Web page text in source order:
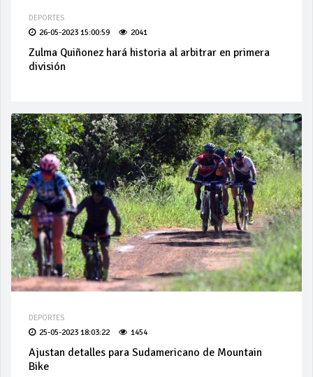
DEPORTES
26-05-2023 15:00:59 2041
Zulma Quiñonez hará historia al arbitrar en primera
división
DEPORTES
25-05-2023 18:03:22 1454
Ajustan detalles para Sudamericano de Mountain
Bike